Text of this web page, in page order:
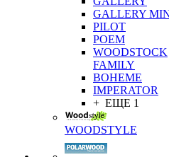
GALLERY
PILOT
POEM
WOODSTOCK
FAMILY
BOHEME
IMPERATOR
+ ЕЩЕ 1
WOODSTYLE